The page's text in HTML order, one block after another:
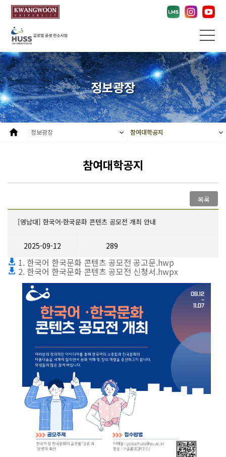
정보광장
정보광장 참여대학공지
참여대학공지
목록
[영남대] 한국어·한국문화 콘텐츠 공모전 개최 안내
2025-09-12 289
1. 한국어 한국문화 콘텐츠 공모전 공고문.hwp
2. 한국어 한국문화 콘텐츠 공모전 신청서.hwpx